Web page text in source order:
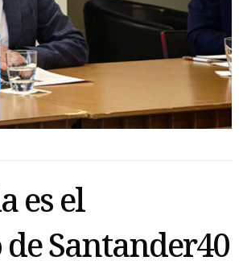
es el
Santander40